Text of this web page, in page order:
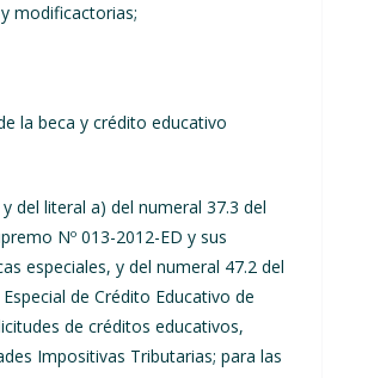
modificactorias;
la beca y crédito educativo
del literal a) del numeral 37.3 del
Nº 013-2012-ED y sus
especiales, y del numeral 47.2 del
de Crédito Educativo de
de créditos educativos,
Impositivas Tributarias; para las